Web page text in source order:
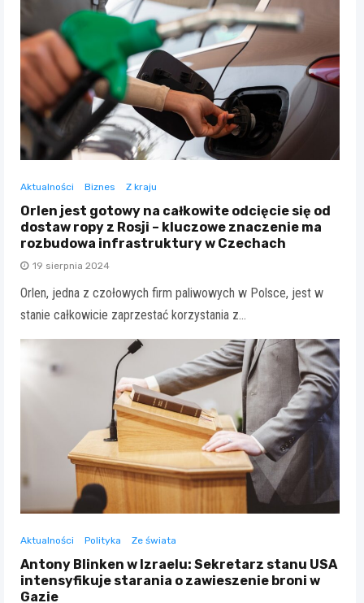
Aktualności Biznes Z kraju
Orlen jest gotowy na całkowite odcięcie się od
dostaw ropy z Rosji – kluczowe znaczenie ma
rozbudowa infrastruktury w Czechach
19 sierpnia 2024
Orlen, jedna z czołowych firm paliwowych w Polsce, jest w
stanie całkowicie zaprzestać korzystania z…
Aktualności Polityka Ze świata
Antony Blinken w Izraelu: Sekretarz stanu USA
intensyfikuje starania o zawieszenie broni w
Gazie